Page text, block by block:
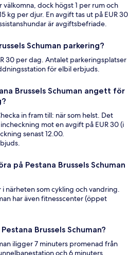
välkomna, dock högst 1 per rum och
kg per djur. En avgift tas ut på EUR 30
är avgiftsbefriade.
Schuman parkering?
30 per dag. Antalet parkeringsplatser
för elbil erbjuds.
Brussels Schuman angett för
in fram till: när som helst. Det
mot en avgift på EUR 30 (i
senast 12.00.
på Pestana Brussels Schuman
närheten som cykling och vandring.
har även fitnesscenter (öppet
Brussels Schuman?
iligger 7 minuters promenad från
och 6 minuters